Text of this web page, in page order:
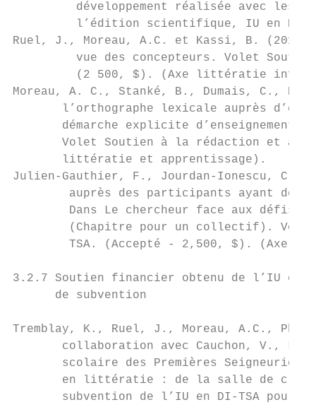
développement réalisée avec les
l’édition scientifique, IU en
Ruel, J., Moreau, A.C. et Kassi, B.
vue des concepteurs. Volet
(2 500, $). (Axe littératie
Moreau, A. C., Stanké, B., Dumais, C.,
l’orthographe lexicale auprès
démarche explicite d’enseignement
Volet Soutien à la rédaction et à
       littératie et apprentissage).
Julien-Gauthier, F., Jourdan-Ionescu, C.,
auprès des participants ayant des
Dans Le chercheur face aux défis
(Chapitre pour un collectif).
TSA. (Accepté - 2,500, $). (Axe
3.2.7 Soutien financier obtenu de l’IU en
      de subvention
Tremblay, K., Ruel, J., Moreau, A.C.,
collaboration avec Cauchon, V.,
scolaire des Premières Seigneuries
en littératie : de la salle de
subvention de l’IU en DI-TSA pour